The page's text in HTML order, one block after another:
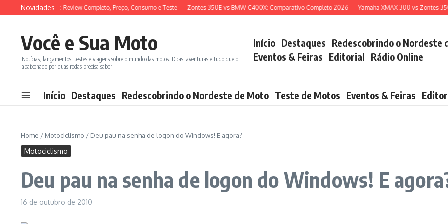
Ir para o conteúdo
Novidades
ADX 150 2026: Review Completo, Preço, Consumo e Teste Zontes 350E vs BMW C400X: Comparativo Completo 2026 Yamaha XMAX 300 vs Zontes
Você e Sua Moto
Notícias, lançamentos, testes e viagens sobre o mundo das motos. Dicas, aventuras e tudo que o
apaixonado por duas rodas precisa saber!
Início Destaques Redescobrindo o Nordeste
Eventos & Feiras Editorial Rádio Online
Início Destaques Redescobrindo o Nordeste de Moto Teste de Motos Eventos & Feiras
Home / Motociclismo / Deu pau na senha de logon do Windows! E agora?
Motociclismo
Deu pau na senha de logon do Windows! E
16 de outubro de 2010